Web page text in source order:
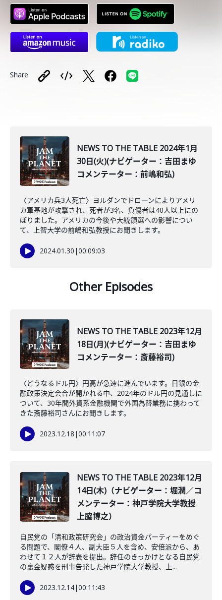
Share
NEWS TO THE TABLE 2024年1月
30日(火)(ナビゲーター：吉田まゆ
コメンテーター：前嶋和弘)
〈アメリカ兵3人死亡〉ヨルダンでドローンによりアメリ
カ軍基地が攻撃され、死者が3名、負傷者は40人以上にの
ぼりました。アメリカの今後や大統領選への影響につい
て、上智大学の前嶋和弘教授にお聞きします。
2024.01.30 |00:09:03
Other Episodes
NEWS TO THE TABLE 2023年12月
18日(月)(ナビゲーター：吉田まゆ
コメンテーター：斎藤裕司)
〈どうなるドル円〉円高が急速に進んでいます。日銀の金
融政策決定会合が開かれる中、2024年のドル円の見通しに
ついて、30年間外資系金融機関で外国為替業務に携わって
きた斎藤裕司さんにお聞きします。
2023.12.18 |00:11:07
NEWS TO THE TABLE 2023年12月
14日(木)（ナビゲーター：堀潤／コ
メンテーター：神戸学院大学教授
上脇博之）
自民党の「清和政策研究会」の政治資金パーティーをめぐ
る問題で、閣僚４人、副大臣５人を含め、安倍派から、あ
わせて１２人が辞表を提出。辞任のきっかけとなる自民党
の裏金疑惑を刑事告発した神戸学院大学教授、上...
2023.12.14|00:11:43